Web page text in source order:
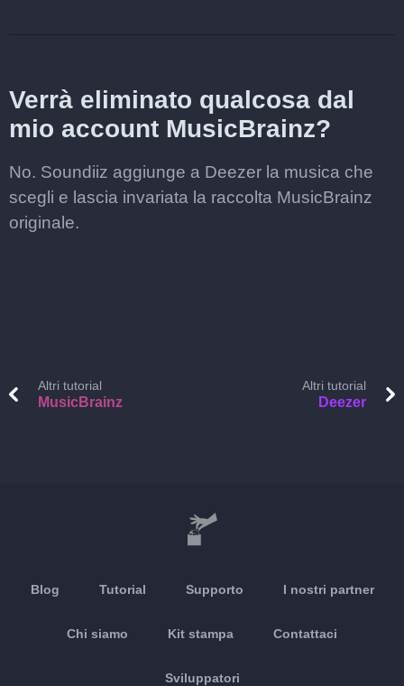
Verrà eliminato qualcosa dal
mio account MusicBrainz?
No. Soundiiz aggiunge a Deezer la musica che
scegli e lascia invariata la raccolta MusicBrainz
originale.
Altri tutorial
MusicBrainz
Altri tutorial
Deezer
Blog Tutorial Supporto I nostri partner
Chi siamo Kit stampa Contattaci
Sviluppatori